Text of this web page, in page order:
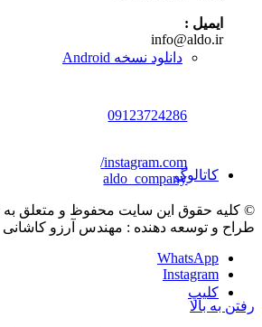
دانلود نسخه Android
09123724286
instagram.com/
aldo_company
این سایت محفوظ و متعلق به شرکت
دهنده : مهندس آرزو کاشانی